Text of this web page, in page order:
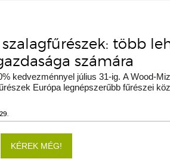
szalagfűrészek: több
számára
kedvezménnyel július 31-ig. A Wood-
Európa legnépszerűbb fűrészei
KÉREK MÉG!